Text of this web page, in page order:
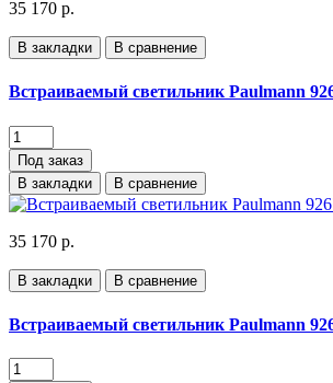
35 170 р.
В закладки В сравнение
Встраиваемый светильник Paulmann
Под заказ
В закладки
В сравнение
35 170 р.
В закладки В сравнение
Встраиваемый светильник Paulmann